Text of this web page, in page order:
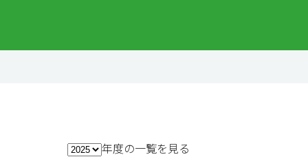
年度の一覧を見る